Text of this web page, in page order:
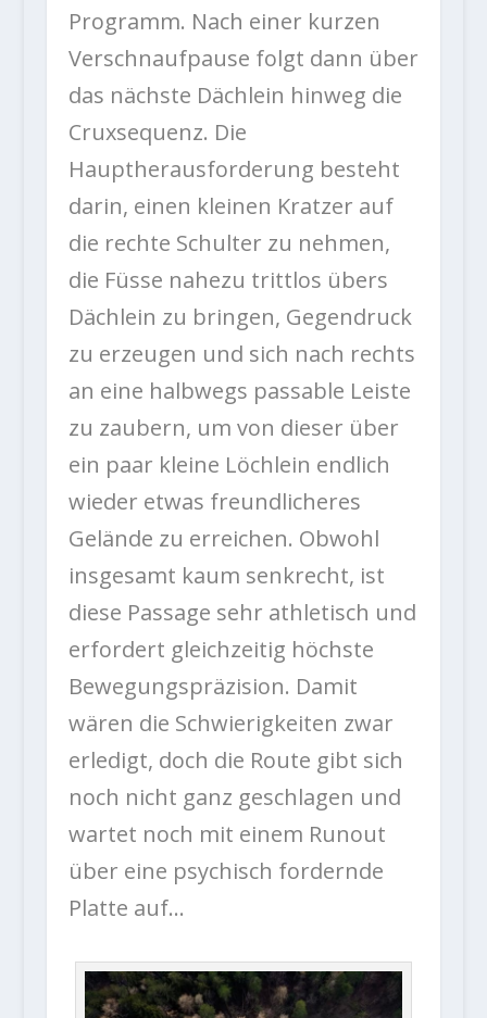
Programm. Nach einer kurzen
Verschnaufpause folgt dann über
das nächste Dächlein hinweg die
Cruxsequenz. Die
Hauptherausforderung besteht
darin, einen kleinen Kratzer auf
die rechte Schulter zu nehmen,
die Füsse nahezu trittlos übers
Dächlein zu bringen, Gegendruck
zu erzeugen und sich nach rechts
an eine halbwegs passable Leiste
zu zaubern, um von dieser über
ein paar kleine Löchlein endlich
wieder etwas freundlicheres
Gelände zu erreichen. Obwohl
insgesamt kaum senkrecht, ist
diese Passage sehr athletisch und
erfordert gleichzeitig höchste
Bewegungspräzision. Damit
wären die Schwierigkeiten zwar
erledigt, doch die Route gibt sich
noch nicht ganz geschlagen und
wartet noch mit einem Runout
über eine psychisch fordernde
Platte auf…